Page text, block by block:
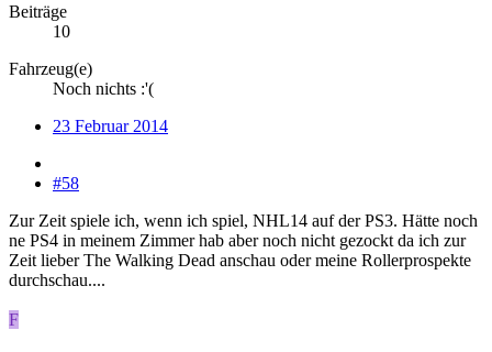
Beiträge
10
Fahrzeug(e)
Noch nichts :'(
23 Februar 2014
#58
Zur Zeit spiele ich, wenn ich spiel, NHL14 auf der PS3. Hätte noch
ne PS4 in meinem Zimmer hab aber noch nicht gezockt da ich zur
Zeit lieber The Walking Dead anschau oder meine Rollerprospekte
durchschau....
F